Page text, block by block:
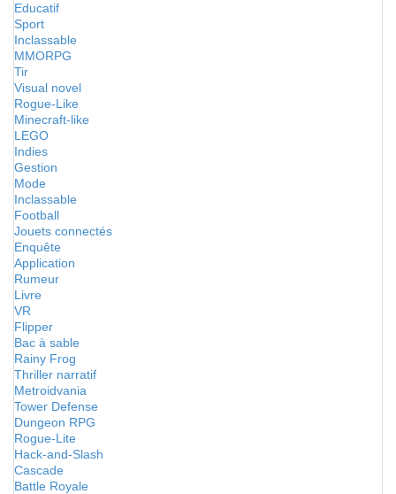
Educatif
Sport
Inclassable
MMORPG
Tir
Visual novel
Rogue-Like
Minecraft-like
LEGO
Indies
Gestion
Mode
Inclassable
Football
Jouets connectés
Enquête
Application
Rumeur
Livre
VR
Flipper
Bac à sable
Rainy Frog
Thriller narratif
Metroidvania
Tower Defense
Dungeon RPG
Rogue-Lite
Hack-and-Slash
Cascade
Battle Royale